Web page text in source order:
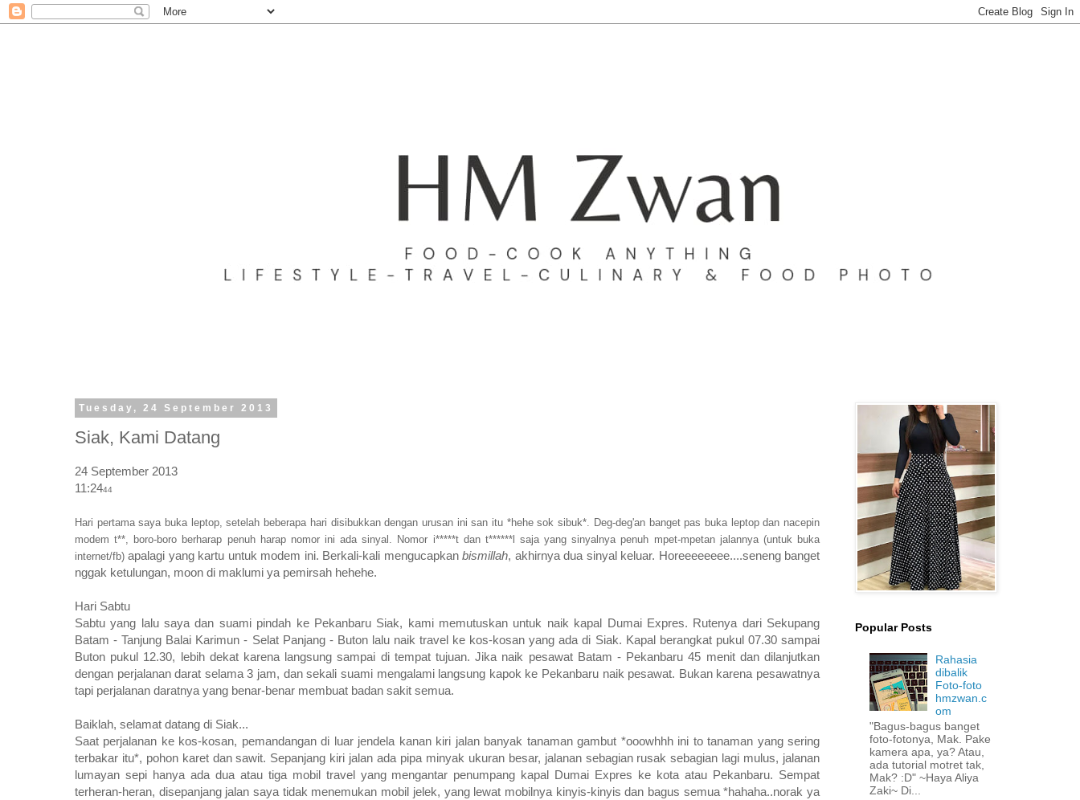
Tuesday, 24 September 2013
Siak, Kami Datang
24 September 2013
11:2444
Hari pertama saya buka leptop, setelah beberapa hari disibukkan dengan urusan ini san itu *hehe sok sibuk*. Deg-deg'an banget pas buka leptop dan nacepin
modem t**, boro-boro berharap penuh harap nomor ini ada sinyal. Nomor i*****t dan t******l saja yang sinyalnya penuh mpet-mpetan jalannya (untuk buka
internet/fb) apalagi yang kartu untuk modem ini. Berkali-kali mengucapkanbismillah, akhirnya dua sinyal keluar. Horeeeeeeee....seneng banget
nggak ketulungan, moon di maklumi ya pemirsah hehehe.
Hari Sabtu
Sabtu yang lalu saya dan suami pindah ke Pekanbaru Siak, kami memutuskan untuk naik kapal Dumai Expres. Rutenya dari Sekupang
Batam - Tanjung Balai Karimun - Selat Panjang - Buton lalu naik travel ke kos-kosan yang ada di Siak. Kapal berangkat pukul 07.30 sampai
Buton pukul 12.30, lebih dekat karena langsung sampai di tempat tujuan. Jika naik pesawat Batam - Pekanbaru 45 menit dan dilanjutkan
dengan perjalanan darat selama 3 jam, dan sekali suami mengalami langsung kapok ke Pekanbaru naik pesawat. Bukan karena pesawatnya
tapi perjalanan daratnya yang benar-benar membuat badan sakit semua.
Baiklah, selamat datang di Siak...
Saat perjalanan ke kos-kosan, pemandangan di luar jendela kanan kiri jalan banyak tanaman gambut *ooowhhh ini to tanaman yang sering
terbakar itu*, pohon karet dan sawit. Sepanjang kiri jalan ada pipa minyak ukuran besar, jalanan sebagian rusak sebagian lagi mulus, jalanan
lumayan sepi hanya ada dua atau tiga mobil travel yang mengantar penumpang kapal Dumai Expres ke kota atau Pekanbaru. Sempat
terheran-heran, disepanjang jalan saya tidak menemukan mobil jelek, yang lewat mobilnya kinyis-kinyis dan bagus semua *hahaha..norak ya
Popular Posts
Rahasia
dibalik
Foto-foto
hmzwan.c
om
"Bagus-bagus banget
foto-fotonya, Mak. Pake
kamera apa, ya? Atau,
ada tutorial motret tak,
Mak? :D" ~Haya Aliya
Zaki~ Di...